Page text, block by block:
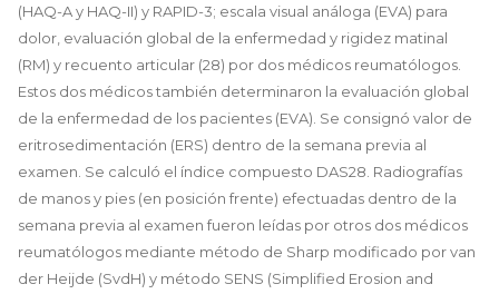
(HAQ-A y HAQ-II) y RAPID-3; escala visual análoga (EVA) para
dolor, evaluación global de la enfermedad y rigidez matinal
(RM) y recuento articular (28) por dos médicos reumatólogos.
Estos dos médicos también determinaron la evaluación global
de la enfermedad de los pacientes (EVA). Se consignó valor de
eritrosedimentación (ERS) dentro de la semana previa al
examen. Se calculó el índice compuesto DAS28. Radiografías
de manos y pies (en posición frente) efectuadas dentro de la
semana previa al examen fueron leídas por otros dos médicos
reumatólogos mediante método de Sharp modificado por van
der Heijde (SvdH) y método SENS (Simplified Erosion and